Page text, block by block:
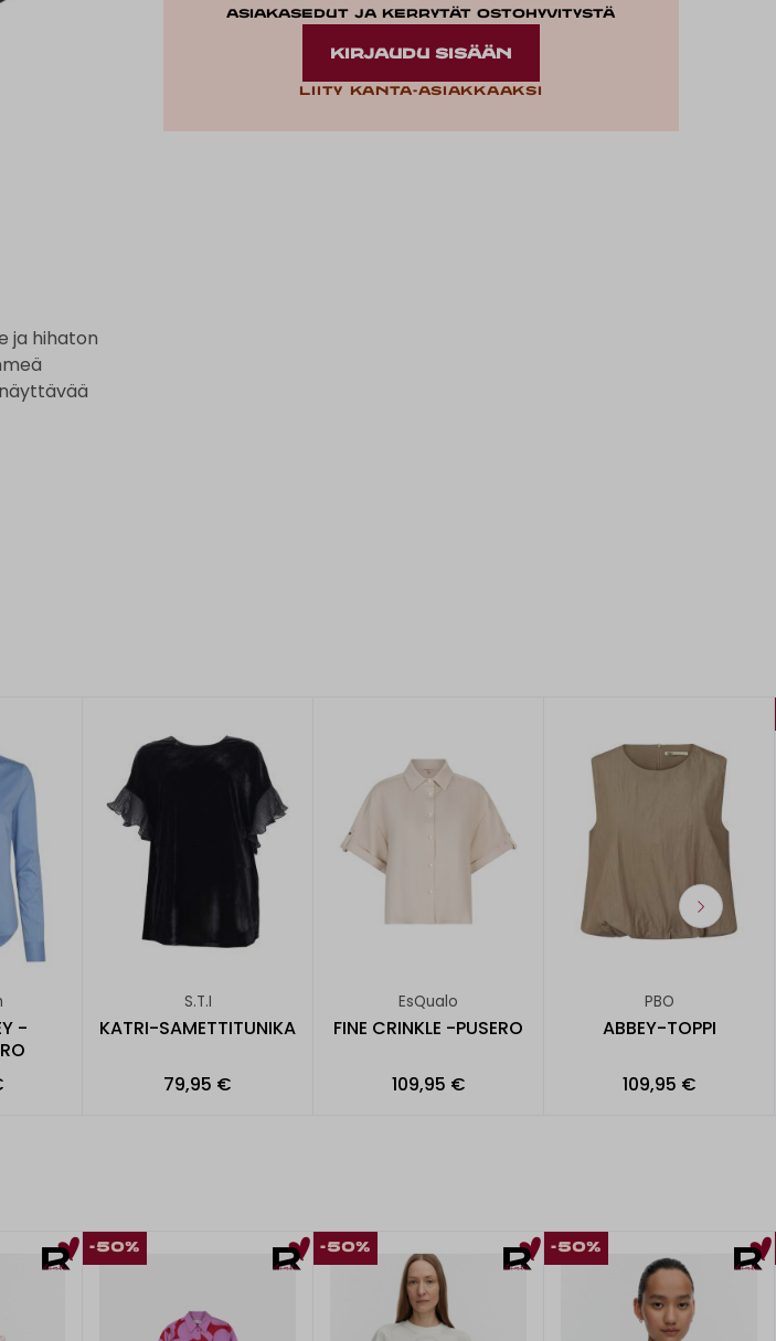
ja hihaton
asiakasedut ja kerrytät ostohyvitystä
KIRJAUDU SISÄÄN
Liity kanta-asiakkaaksi
-
S.T.I
KATRI-SAMETTITUNIKA
79,95 €
EsQualo
FINE CRINKLE -PUSERO
109,95 €
PBO
ABBEY-TOPPI
109,95 €
-50% -50% -50%